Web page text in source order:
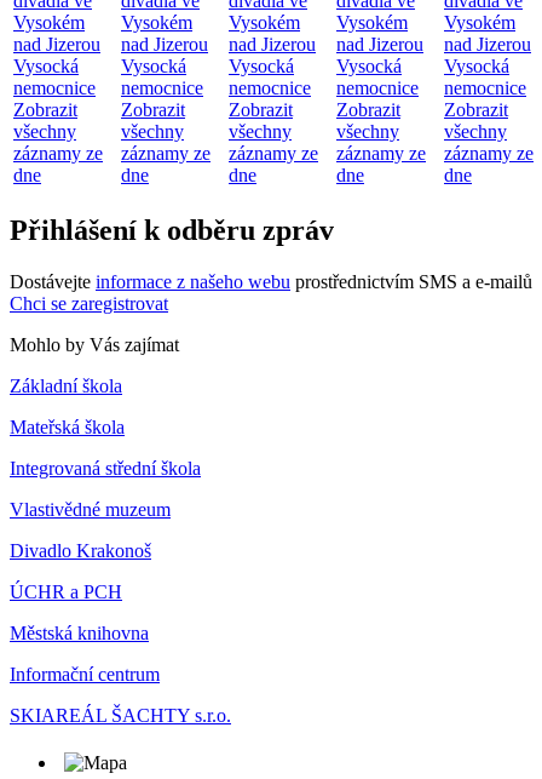
Vysokém
nad Jizerou
Vysocká
nemocnice
Zobrazit
všechny
záznamy ze
dne
Vysokém
nad Jizerou
Vysocká
nemocnice
Zobrazit
všechny
záznamy ze
dne
Vysokém
nad Jizerou
Vysocká
nemocnice
Zobrazit
všechny
záznamy ze
dne
Vysokém
nad Jizerou
Vysocká
nemocnice
Zobrazit
všechny
záznamy ze
dne
Vysokém
nad Jizerou
Vysocká
nemocnice
Zobrazit
všechny
záznamy ze
dne
Přihlášení k odběru zpráv
Dostávejte informace z našeho webu prostřednictvím SMS a e-mailů
Chci se zaregistrovat
Mohlo by Vás zajímat
Základní škola
Mateřská škola
Integrovaná střední škola
Vlastivědné muzeum
Divadlo Krakonoš
ÚCHR a PCH
Městská knihovna
Informační centrum
SKIAREÁL ŠACHTY s.r.o.